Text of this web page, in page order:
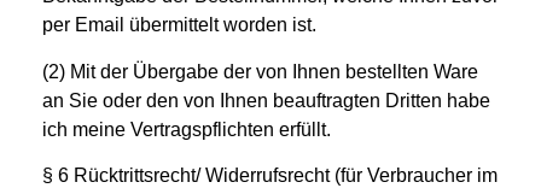
per Email übermittelt worden ist.
(2) Mit der Übergabe der von Ihnen bestellten Ware
an Sie oder den von Ihnen beauftragten Dritten habe
ich meine Vertragspflichten erfüllt.
§ 6 Rücktrittsrecht/ Widerrufsrecht (für Verbraucher im